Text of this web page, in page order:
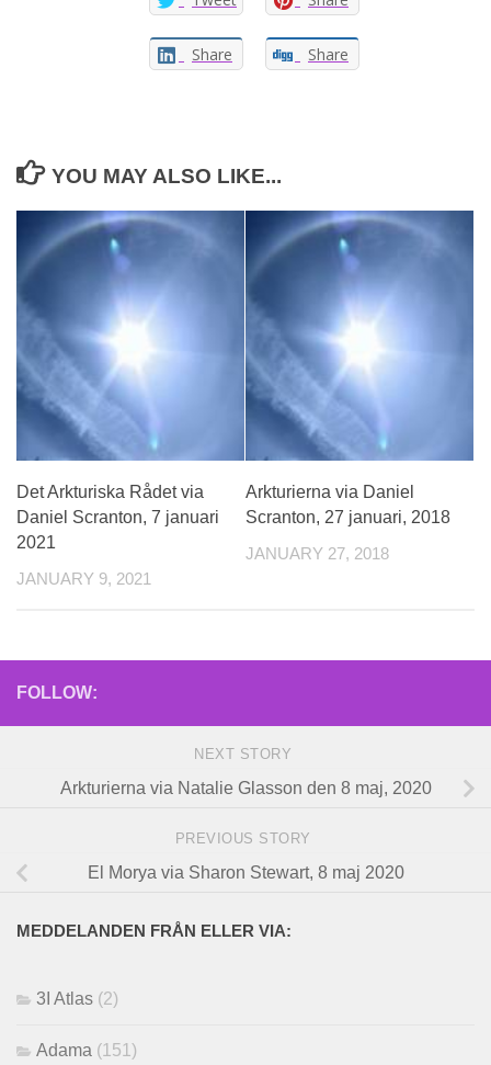
Share Share
YOU MAY ALSO LIKE...
Det Arkturiska Rådet via
Daniel Scranton, 7 januari
2021
JANUARY 9, 2021
Arkturierna via Daniel
Scranton, 27 januari, 2018
JANUARY 27, 2018
FOLLOW:
NEXT STORY
Arkturierna via Natalie Glasson den 8 maj, 2020
PREVIOUS STORY
El Morya via Sharon Stewart, 8 maj 2020
MEDDELANDEN FRÅN ELLER VIA:
3I Atlas (2)
Adama (151)